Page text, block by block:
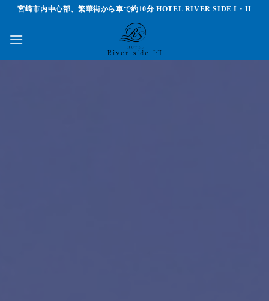
content
宮崎市内中心部、繁華街から車で約10分 HOTEL RIVER SIDE I・II